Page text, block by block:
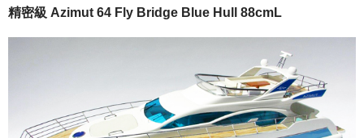
ホーム
世界の帆船 (Famous Tall Ships worldwide)
精密級 Azimut 64 Fly Bridge Blue Hull 88cmL